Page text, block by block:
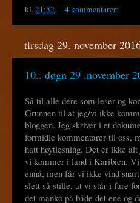
kl.21:52 4 kommentarer:
tirsdag 29. november
10.. døgn 29 .november
Så til alle dere som leser og
Grunnen til at jeg/vi ikke
bloggen. Jeg skriver i et
formidle kommentarer til oss,
hatt høytlesning. Det er ikke
vi kommer i land i Karibien. Vi
ennå, men får vi ikke vind
slett så stille, at vi står i fare
det manko på både det ene og